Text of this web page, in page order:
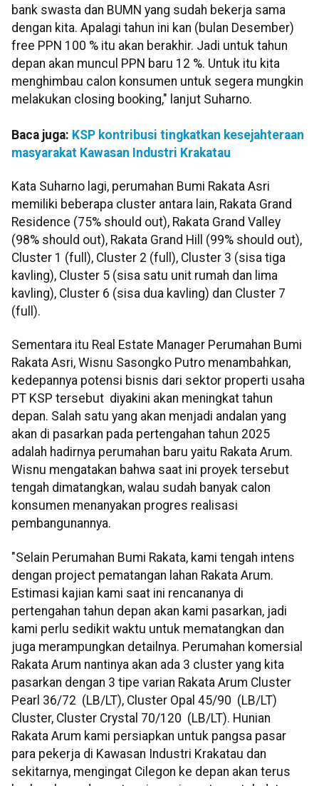
bank swasta dan BUMN yang sudah bekerja sama
dengan kita. Apalagi tahun ini kan (bulan Desember)
free PPN 100 % itu akan berakhir. Jadi untuk tahun
depan akan muncul PPN baru 12 %. Untuk itu kita
menghimbau calon konsumen untuk segera mungkin
melakukan closing booking," lanjut Suharno.
Baca juga: KSP kontribusi tingkatkan kesejahteraan
masyarakat Kawasan Industri Krakatau
Kata Suharno lagi, perumahan Bumi Rakata Asri
memiliki beberapa cluster antara lain, Rakata Grand
Residence (75% should out), Rakata Grand Valley
(98% should out), Rakata Grand Hill (99% should out),
Cluster 1 (full), Cluster 2 (full), Cluster 3 (sisa tiga
kavling), Cluster 5 (sisa satu unit rumah dan lima
kavling), Cluster 6 (sisa dua kavling) dan Cluster 7
(full).
Sementara itu Real Estate Manager Perumahan Bumi
Rakata Asri, Wisnu Sasongko Putro menambahkan,
kedepannya potensi bisnis dari sektor properti usaha
PT KSP tersebut diyakini akan meningkat tahun
depan. Salah satu yang akan menjadi andalan yang
akan di pasarkan pada pertengahan tahun 2025
adalah hadirnya perumahan baru yaitu Rakata Arum.
Wisnu mengatakan bahwa saat ini proyek tersebut
tengah dimatangkan, walau sudah banyak calon
konsumen menanyakan progres realisasi
pembangunannya.
"Selain Perumahan Bumi Rakata, kami tengah intens
dengan project pematangan lahan Rakata Arum.
Estimasi kajian kami saat ini rencananya di
pertengahan tahun depan akan kami pasarkan, jadi
kami perlu sedikit waktu untuk mematangkan dan
juga merampungkan detailnya. Perumahan komersial
Rakata Arum nantinya akan ada 3 cluster yang kita
pasarkan dengan 3 tipe varian Rakata Arum Cluster
Pearl 36/72 (LB/LT), Cluster Opal 45/90 (LB/LT)
Cluster, Cluster Crystal 70/120 (LB/LT). Hunian
Rakata Arum kami persiapkan untuk pangsa pasar
para pekerja di Kawasan Industri Krakatau dan
sekitarnya, mengingat Cilegon ke depan akan terus